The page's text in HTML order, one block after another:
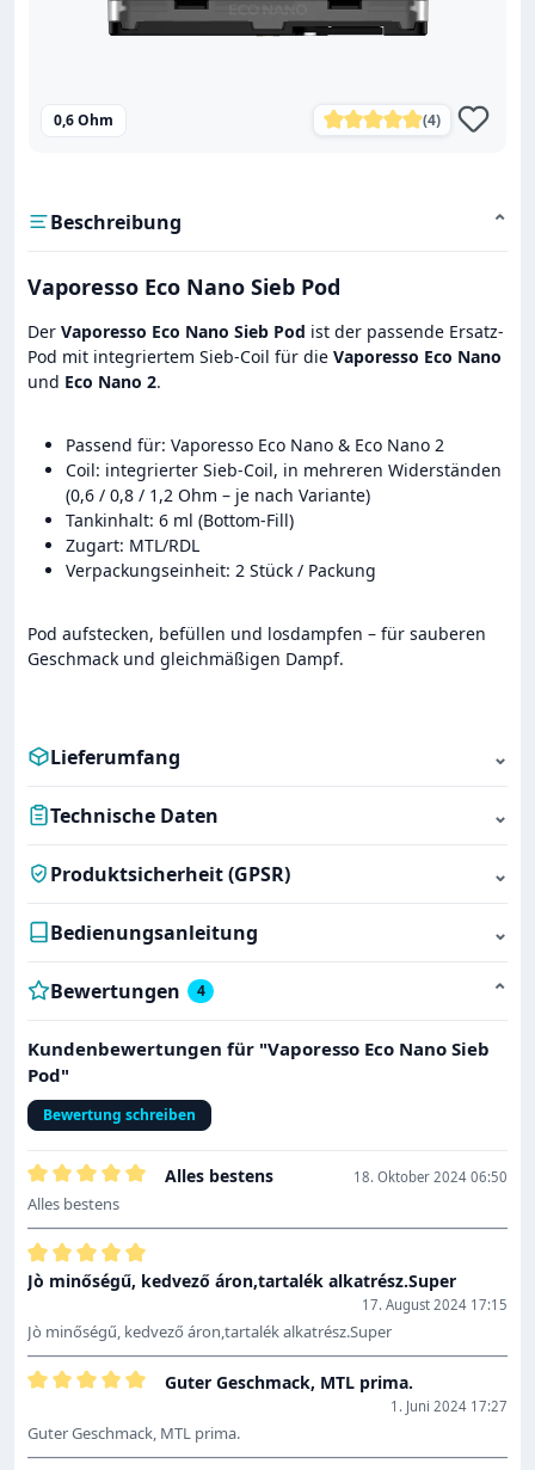
Durchschnittliche
(4)
0,6 Ohm
Beschreibung ⌄
Vaporesso Eco Nano Sieb Pod
Der Vaporesso Eco Nano Sieb Pod ist der passende Ersatz-
Pod mit integriertem Sieb-Coil für die Vaporesso Eco Nano
und Eco Nano 2.
Passend für: Vaporesso Eco Nano & Eco Nano 2
Coil: integrierter Sieb-Coil, in mehreren Widerständen
(0,6 / 0,8 / 1,2 Ohm – je nach Variante)
Tankinhalt: 6 ml (Bottom-Fill)
Zugart: MTL/RDL
Verpackungseinheit: 2 Stück / Packung
Pod aufstecken, befüllen und losdampfen – für sauberen
Geschmack und gleichmäßigen Dampf.
Lieferumfang ⌄
Technische Daten ⌄
Produktsicherheit (GPSR) ⌄
Bedienungsanleitung ⌄
Bewertungen 4 ⌄
Kundenbewertungen für "Vaporesso Eco Nano Sieb
Pod"
Bewertung schreiben
18. Oktober 2024 06:50
Bewertung mit 5 von 5 Sternen
Alles bestens
Alles bestens
17. August 2024 17:15
Bewertung mit 5 von 5 Sternen
Jò minőségű, kedvező áron,tartalék alkatrész.Super
Jò minőségű, kedvező áron,tartalék alkatrész.Super
1. Juni 2024 17:27
Guter Geschmack, MTL prima.
Guter Geschmack, MTL prima.